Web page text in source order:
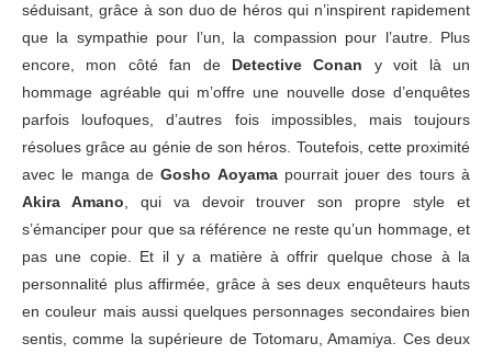
séduisant, grâce à son duo de héros qui n’inspirent rapidement
que la sympathie pour l’un, la compassion pour l’autre. Plus
encore, mon côté fan de Detective Conan y voit là un
hommage agréable qui m’offre une nouvelle dose d’enquêtes
parfois loufoques, d’autres fois impossibles, mais toujours
résolues grâce au génie de son héros. Toutefois, cette proximité
avec le manga deGosho Aoyamapourrait jouer des tours à
Akira Amano, qui va devoir trouver son propre style et
s’émanciper pour que sa référence ne reste qu’un hommage, et
pas une copie. Et il y a matière à offrir quelque chose à la
personnalité plus affirmée, grâce à ses deux enquêteurs hauts
en couleur mais aussi quelques personnages secondaires bien
sentis, comme la supérieure de Totomaru, Amamiya. Ces deux